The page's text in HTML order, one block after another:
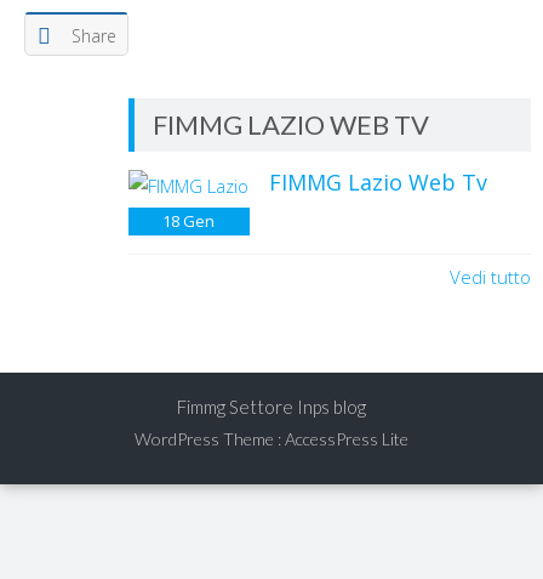
Share
FIMMG LAZIO WEB TV
18Gen
FIMMG Lazio Web Tv
Vedi tutto
Fimmg Settore Inps blog
WordPress Theme :AccessPress Lite